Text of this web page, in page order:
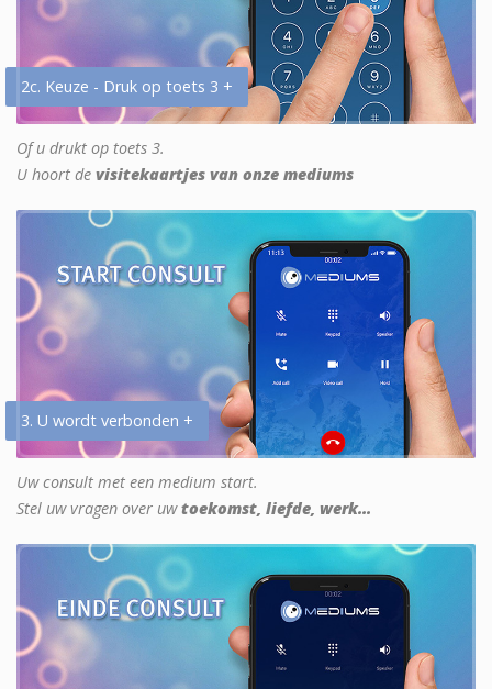
2c. Keuze - Druk op toets 3 +
Of u drukt op toets 3.
U hoort de visitekaartjes van onze mediums
3. U wordt verbonden +
Uw consult met een medium start.
Stel uw vragen over uwtoekomst, liefde, werk...